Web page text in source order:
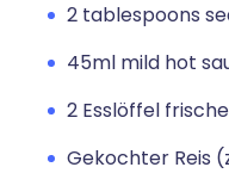
2 tablespoons
45ml mild hot
2 Esslöffel
Gekochter Reis